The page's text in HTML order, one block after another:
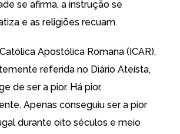
se afirma, a instrução se
e as religiões recuam.
Apostólica Romana (ICAR),
referida no Diário Ateísta,
de ser a pior. Há pior,
Apenas conseguiu ser a pior
durante oito séculos e meio